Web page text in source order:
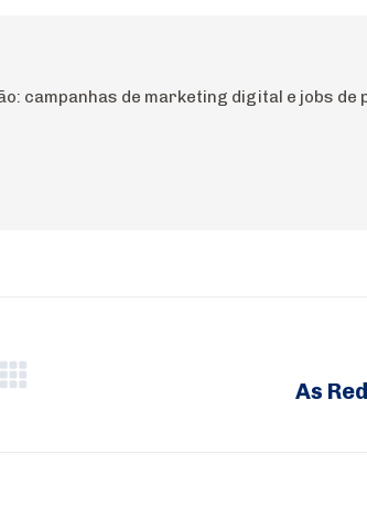
campanhas de marketing digital e jobs de
As